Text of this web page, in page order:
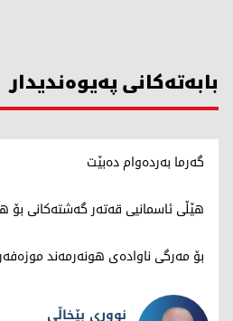
بابەتەکانی پەیوەندیدار
گەرما بەردەوام دەبێت
هێڵی ئاسمانیی قەتەر گەشتەکانی بۆ
بۆ مەرگی ناوادەی هونەرمەند
نووری بێخاڵی